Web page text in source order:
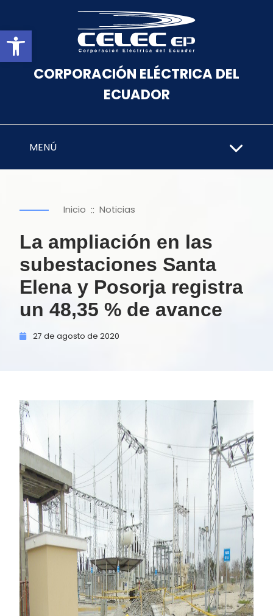
Abrir barra de herramientas
CORPORACIÓN ELÉCTRICA DEL
ECUADOR
MENÚ
Inicio :: Noticias
La ampliación en las
subestaciones Santa
Elena y Posorja registra
un 48,35 % de avance
27 de agosto de 2020